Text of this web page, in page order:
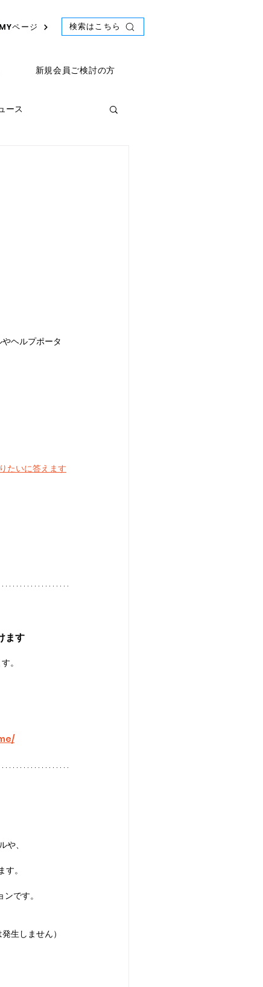
MYページ 検索はこちら
新規会員ご検討の方
ース
ヘルプポータ
たいに答えます
ます
。
、
。
です。
生しません）